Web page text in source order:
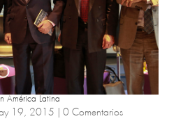
América Latina
19, 2015 | 0 Comentarios